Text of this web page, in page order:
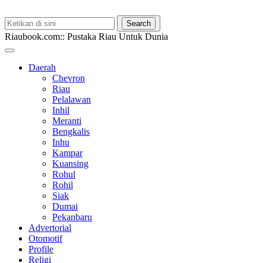
Riaubook.com:: Pustaka Riau Untuk Dunia
Daerah
Chevron
Riau
Pelalawan
Inhil
Meranti
Bengkalis
Inhu
Kampar
Kuansing
Rohul
Rohil
Siak
Dumai
Pekanbaru
Advertorial
Otomotif
Profile
Religi